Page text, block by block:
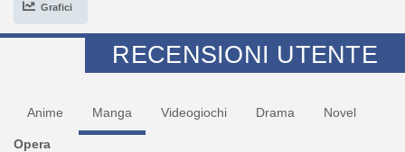
Grafici
RECENSIONI UTENTE
Anime Manga Videogiochi Drama Novel
Opera